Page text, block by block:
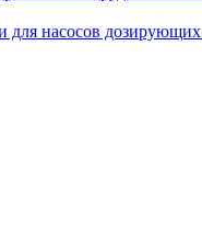
для насосов